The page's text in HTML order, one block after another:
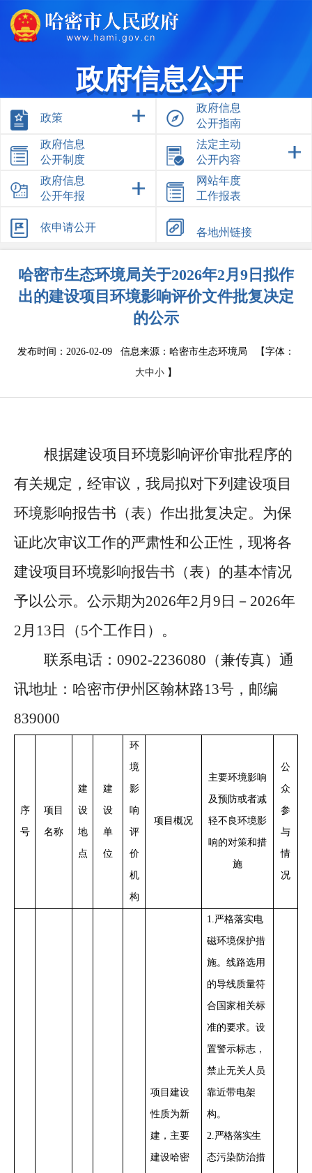
政府信息公开
政策
政府信息
公开指南
政府信息
公开制度
法定主动
公开内容
政府信息
公开年报
网站年度
工作报表
依申请公开 各地州链接
哈密市生态环境局关于2026年2月9日拟作
出的建设项目环境影响评价文件批复决定
的公示
发布时间：2026-02-09 信息来源： 哈密市生态环境局 【字体：
大中小 】
根据建设项目环境影响评价审批程序的
有关规定，经审议，我局拟对下列建设项目
环境影响报告书（表）作出批复决定。为保
证此次审议工作的严肃性和公正性，现将各
建设项目环境影响报告书（表）的基本情况
予以公示。公示期为2026年2月 9 日－ 2026年
2月 13 日（5个工作日）。
联系电话： 0902-2236080（兼传真）通
讯地址：哈密市伊州区翰林路13号，邮编
839000
序
号
项目
名称
建
设
地
点
建
设
单
位
环
境
影
响
评
价
机
构
项目概况
主要环境影响
及预防或者减
轻不良环境影
响的对策和措
施
公
众
参
与
情
况
项目建设
性质为新
建， 主要
建设哈密
1.严格落实电
磁环境保护措
施。线路选用
的导线质量符
合国家相关标
准的要求。设
置警示标志，
禁止无关人员
靠近带电架
构。
2.严格落实生
态污染防治措